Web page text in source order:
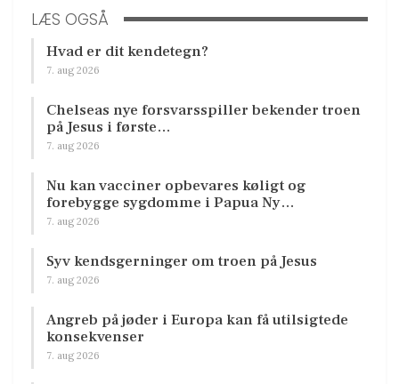
LÆS OGSÅ
Hvad er dit kendetegn?
7. aug 2026
Chelseas nye forsvarsspiller bekender troen
på Jesus i første…
7. aug 2026
Nu kan vacciner opbevares køligt og
forebygge sygdomme i Papua Ny…
7. aug 2026
Syv kendsgerninger om troen på Jesus
7. aug 2026
Angreb på jøder i Europa kan få utilsigtede
konsekvenser
7. aug 2026